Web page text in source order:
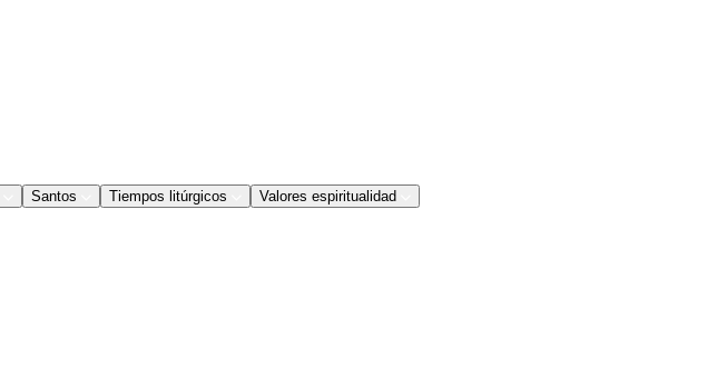
Santos Tiempos litúrgicos Valores espiritualidad